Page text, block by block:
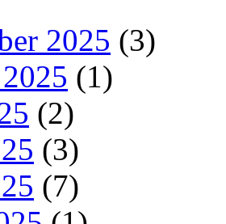
2025 (3)
(1)
(2)
(3)
(7)